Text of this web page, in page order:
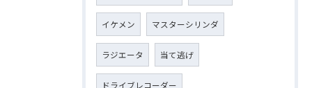
イケメン マスターシリンダ
ラジエータ 当て逃げ
ドライブレコーダー